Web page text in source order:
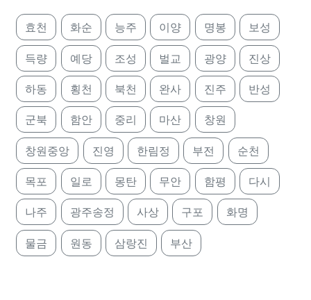
효천 화순 능주 이양 명봉 보성
득량 예당 조성 벌교 광양 진상
하동 횡천 북천 완사 진주 반성
군북 함안 중리 마산 창원
창원중앙 진영 한림정 부전 순천
목포 일로 몽탄 무안 함평 다시
나주 광주송정 사상 구포 화명
물금 원동 삼랑진 부산